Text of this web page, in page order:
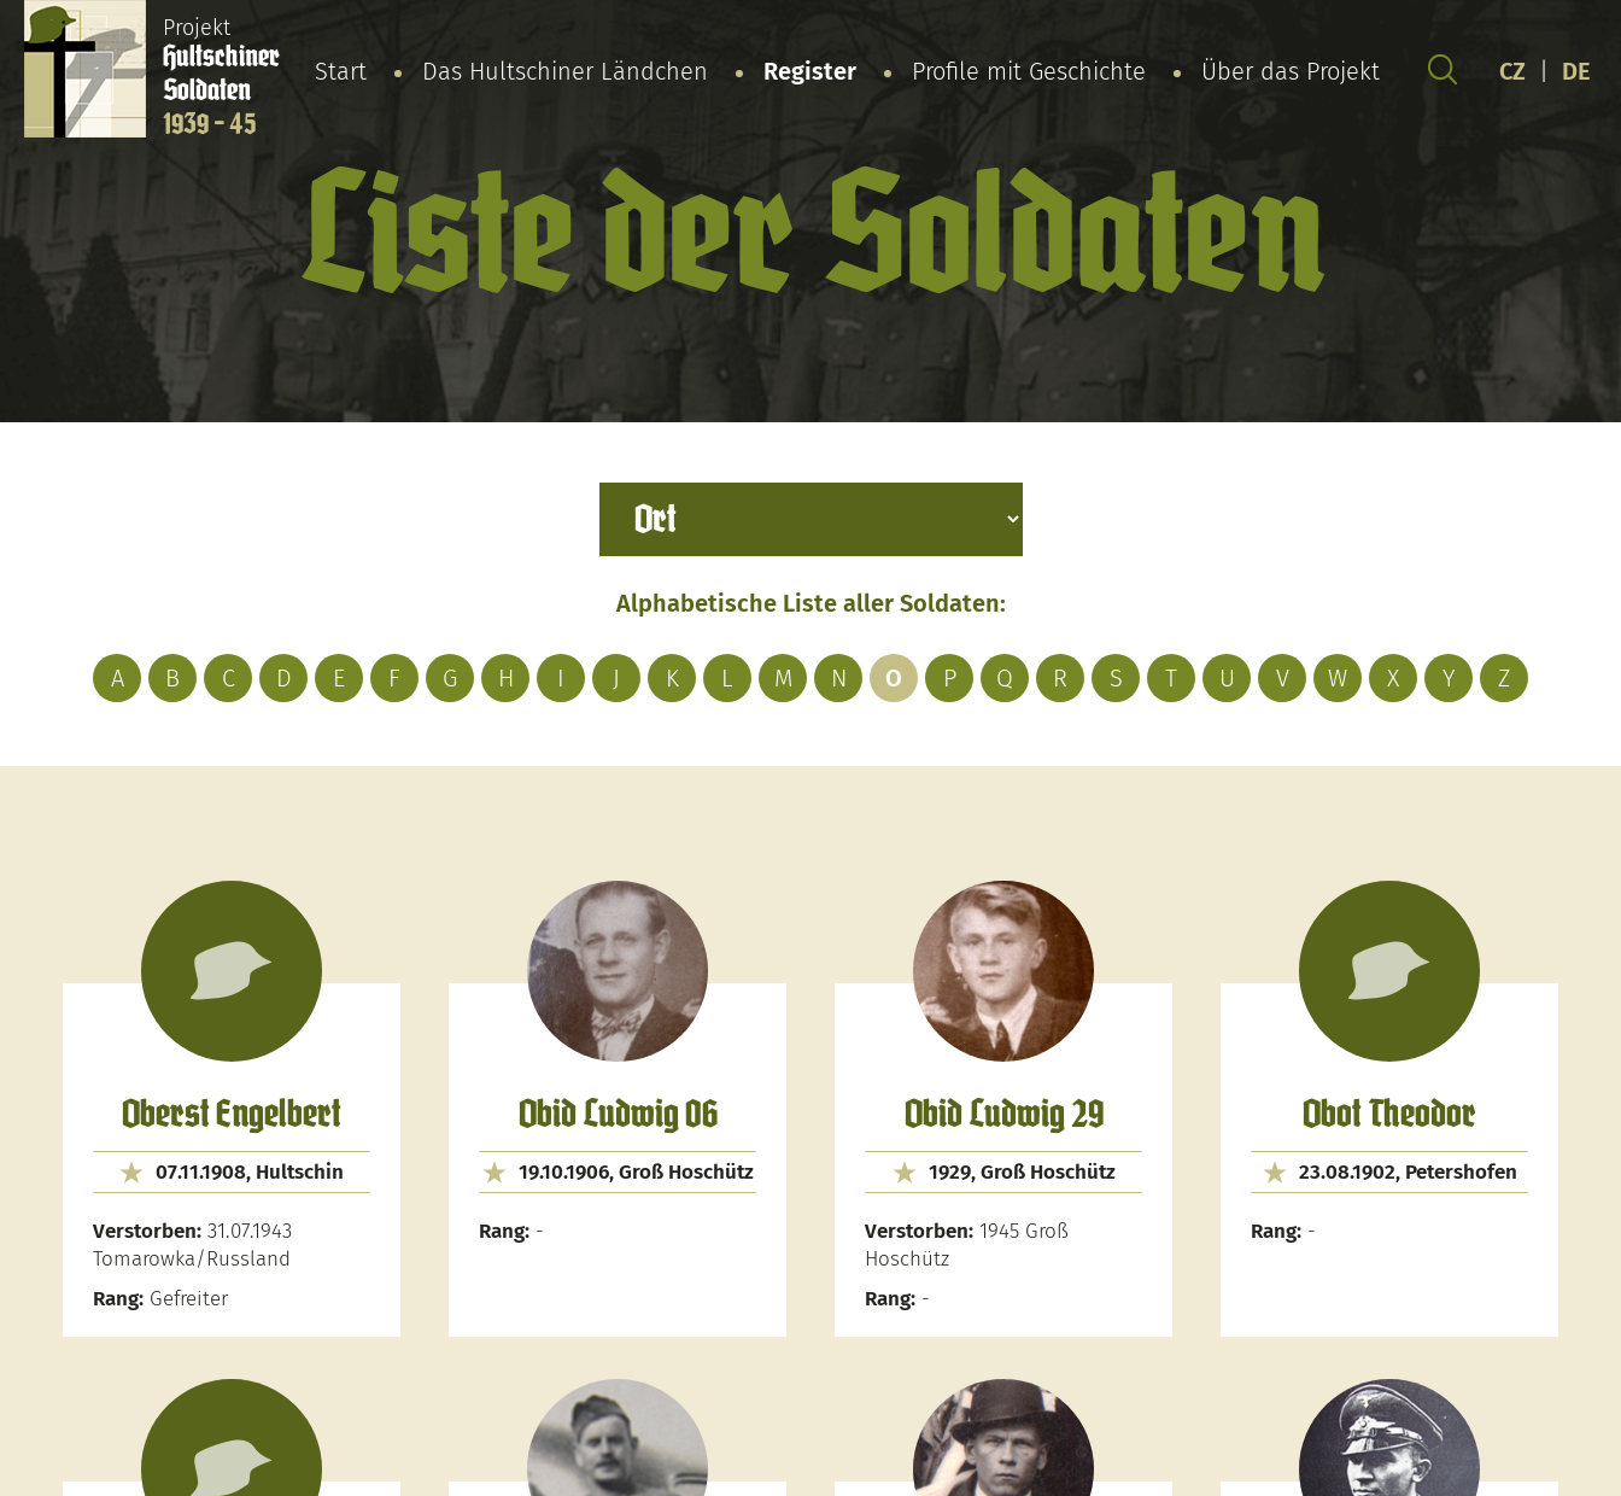
Projekt
Hultschiner
Soldaten
1939 - 45
Start Das Hultschiner Ländchen Register Profile mit Geschichte Über das Projekt CZ DE
Liste der Soldaten
Alphabetische Liste aller Soldaten:
A B C D E F G H I J K L M N O P Q R S T U V W X Y Z
Oberst Engelbert
07.11.1908, Hultschin
Verstorben: 31.07.1943
Tomarowka/Russland
Rang: Gefreiter
Obid Ludwig 06
19.10.1906, Groß Hoschütz
Rang: -
Obid Ludwig 29
1929, Groß Hoschütz
Verstorben: 1945 Groß
Hoschütz
Rang: -
Obot Theodor
23.08.1902, Petershofen
Rang: -